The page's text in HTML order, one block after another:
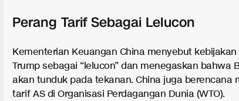
Perang Tarif Sebagai Lelucon
Kementerian Keuangan China menyebut
Trump sebagai “lelucon” dan menegaskan bahwa
akan tunduk pada tekanan. China juga berencana
tarif AS di Organisasi Perdagangan Dunia (WTO).